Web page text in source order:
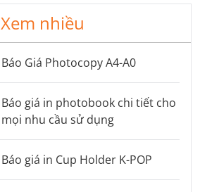
Xem nhiều
Báo Giá Photocopy A4-A0
Báo giá in photobook chi tiết cho
mọi nhu cầu sử dụng
Báo giá in Cup Holder K-POP